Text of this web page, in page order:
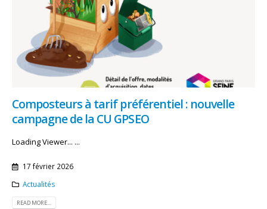
Composteurs à tarif préférentiel : nouvelle
campagne de la CU GPSEO
Loading Viewer... ...
17 février 2026
Actualités
READ MORE...